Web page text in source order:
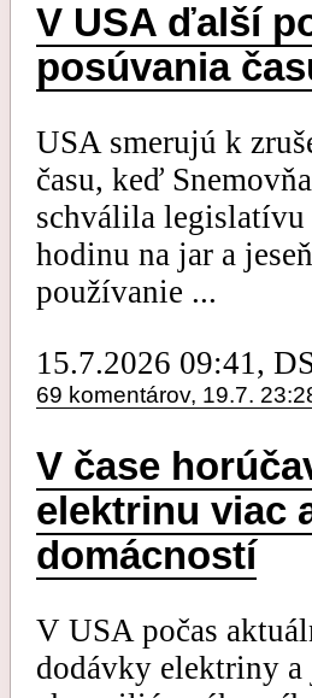
V USA ďalší
posúvania
USA smerujú k
času, keď
schválila legislatívu
hodinu na jar a
používanie ...
15.7.2026 09:41,
69 komentárov, 19.7.
V čase
elektrinu viac
domácností
V USA počas
dodávky elektriny